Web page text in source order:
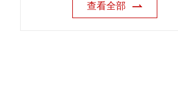
查看全部